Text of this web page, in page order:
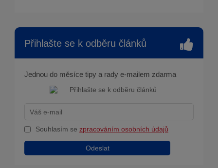
Přihlašte se k odběru článků
Jednou do měsíce tipy a rady e-mailem zdarma
Souhlasím se zpracováním osobních údajů
Odeslat